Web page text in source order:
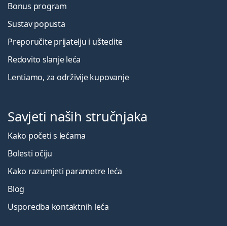
Bonus program
Sustav popusta
Preporučite prijatelju i uštedite
Redovito slanje leća
Lentiamo, za održivije kupovanje
Savjeti naših stručnjaka
Kako početi s lećama
Bolesti očiju
Kako razumjeti parametre leća
Blog
Usporedba kontaktnih leća